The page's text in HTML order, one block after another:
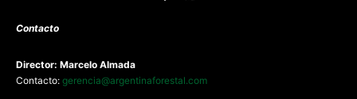
Contacto
Director: Marcelo Almada
Contacto: gerencia@argentinaforestal.com